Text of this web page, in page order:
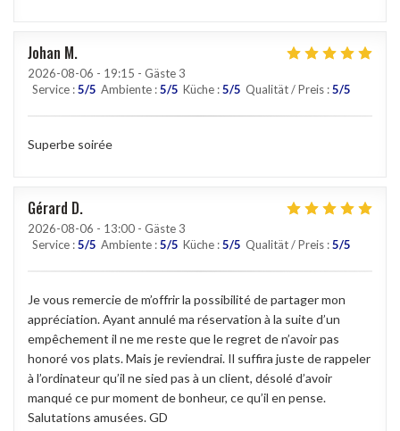
Johan M
2026-08-06 - 19:15 - Gäste 3
Service :5/5 Ambiente :5/5 Küche :5/5 Qualität / Preis :5/5
Superbe soirée
Gérard D
2026-08-06 - 13:00 - Gäste 3
Service :5/5 Ambiente :5/5 Küche :5/5 Qualität / Preis :5/5
Je vous remercie de m’offrir la possibilité de partager mon
appréciation. Ayant annulé ma réservation à la suite d’un
empêchement il ne me reste que le regret de n’avoir pas
honoré vos plats. Mais je reviendrai. Il suffira juste de rappeler
à l’ordinateur qu’il ne sied pas à un client, désolé d’avoir
manqué ce pur moment de bonheur, ce qu’il en pense.
Salutations amusées. GD